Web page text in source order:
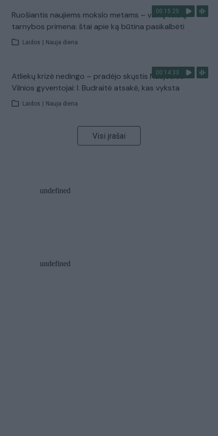
00:15:25
Ruošiantis naujiems mokslo metams – vaikų teisių
tarnybos primena: štai apie ką būtina pasikalbėti
Laidos Nauja diena
00:14:33
Atliekų krizė nedingo – pradėjo skųstis Naujosios
Vilnios gyventojai: I. Budraitė atsakė, kas vyksta
Laidos Nauja diena
Visi įrašai